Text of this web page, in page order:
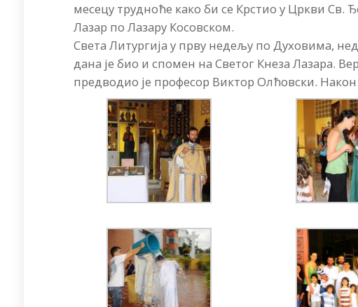
месецу трудноће како би се Крстио у Цркви Св.
Лазар по Лазару Косовском.
Света Литургија у прву недељу по Духовима,
дана је био и спомен на Светог Кнеза Лазара.
предводио је професор Виктор Олћовски.